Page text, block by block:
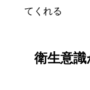
てくれる
衛生意